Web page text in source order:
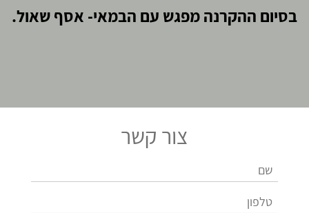
בסיום ההקרנה מפגש עם הבמאי- אסף שאול.
צור קשר